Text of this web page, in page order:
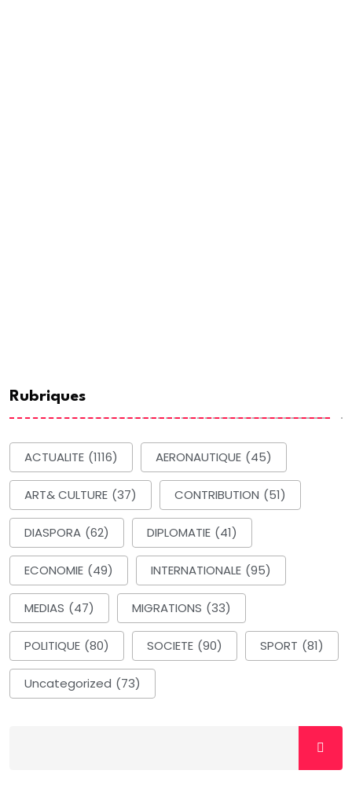
Rubriques
ACTUALITE (1116) AERONAUTIQUE (45)
ART& CULTURE (37) CONTRIBUTION (51)
DIASPORA (62) DIPLOMATIE (41)
ECONOMIE (49) INTERNATIONALE (95)
MEDIAS (47) MIGRATIONS (33)
POLITIQUE (80) SOCIETE (90) SPORT (81)
Uncategorized (73)